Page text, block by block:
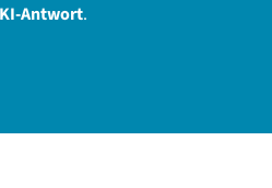
KI-Antwort.